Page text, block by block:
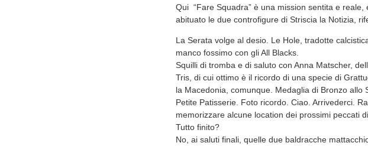
Qui “Fare Squadra” è una mission sentita e
abituato le due controfigure di Striscia la Notizia,
La Serata volge al desio. Le Hole, tradotte
manco fossimo con gli All Blacks.
Squilli di tromba e di saluto con Anna Matscher,
Tris, di cui ottimo è il ricordo di una specie di
la Macedonia, comunque. Medaglia di Bronzo allo
Petite Patisserie. Foto ricordo. Ciao. Arrivederci.
memorizzare alcune location dei prossimi peccati di
Tutto finito?
No, ai saluti finali, quelle due baldracche